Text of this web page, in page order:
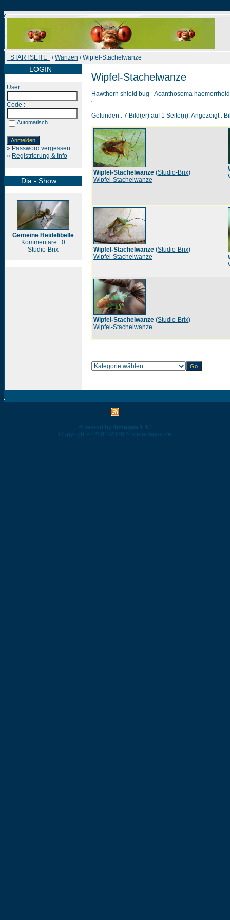
STARTSEITE /Wanzen / Wipfel-Stachelwanze
LOGIN
User :
Code :
Automatisch
» Password vergessen
» Registrierung & Info
Dia - Show
Gemeine Heidelibelle
Kommentare : 0
Studio-Brix
Wipfel-Stachelwanze
Hawthorn shield bug - Acanthosoma
Gefunden : 7 Bild(er) auf 1 Seite(n). Angezeigt :
Wipfel-Stachelwanze (Studio-Brix)
Wipfel-Stachelwanze
Wipfel-Stachelwanze (Studio-Brix)
Wipfel-Stachelwanze
Wipfel-Stachelwanze (Studio-Brix)
Wipfel-Stachelwanze
Powered by 4images 1.10
Copyright © 2002-2026 4homepages.de